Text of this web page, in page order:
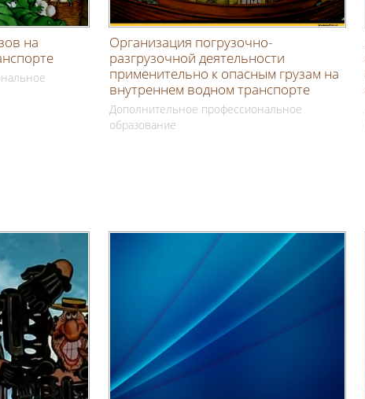
на
Организация погрузочно-
разгрузочной деятельности
применительно к опасным грузам на
внутреннем водном транспорте
Дополнительное профессиональное
образование